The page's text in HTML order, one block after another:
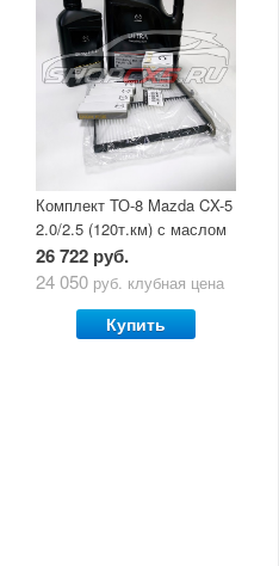
Комплект ТО-8 Mazda CX-5
2.0/2.5 (120т.км) с маслом
Mazda Original Oil Ultra
5W30
26 722 руб.
24 050 руб. клубная цена
Купить